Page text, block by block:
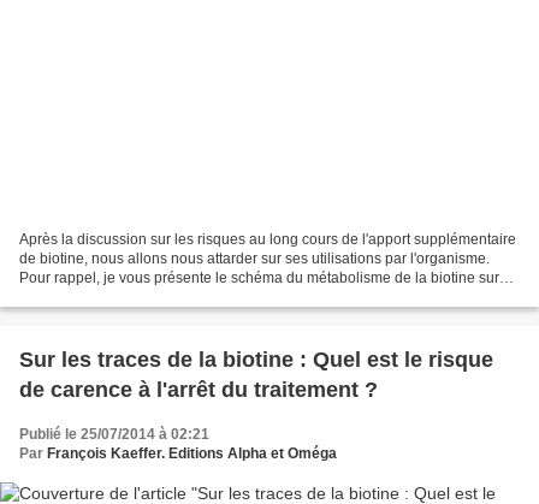
Après la discussion sur les risques au long cours de l'apport supplémentaire
de biotine, nous allons nous attarder sur ses utilisations par l'organisme.
Pour rappel, je vous présente le schéma du métabolisme de la biotine sur
Sur les traces de la biotine : Quel est le risque
de carence à l'arrêt du traitement ?
Publié le 25/07/2014 à 02:21
Par François Kaeffer. Editions Alpha et Oméga